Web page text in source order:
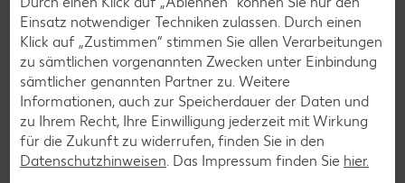
Überprüfung der Aufzeichnungen
Weitere Informationen findest du bei
TÜV SÜD
oder im
Kriterienkatalog zur Zertifizierung
Einsatz notwendiger Techniken zulassen. Durch einen
Klick auf „Zustimmen“ stimmen Sie allen Verarbeitungen
zu sämtlichen vorgenannten Zwecken unter Einbindung
sämtlicher genannten Partner zu. Weitere
Informationen, auch zur Speicherdauer der Daten und
zu Ihrem Recht, Ihre Einwilligung jederzeit mit Wirkung
für die Zukunft zu widerrufen, finden Sie in den
Datenschutzhinweisen. Das Impressum finden Sie hier.